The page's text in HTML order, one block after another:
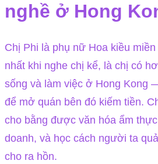
nghề ở Hong
Chị Phi là phụ nữ Hoa kiều
nhất khi nghe chị kể, là chị có
sống và làm việc ở Hong Kong
để mở quán bên đó kiếm tiền.
cho bằng được văn hóa ẩm
doanh, và học cách người ta
cho ra hồn.